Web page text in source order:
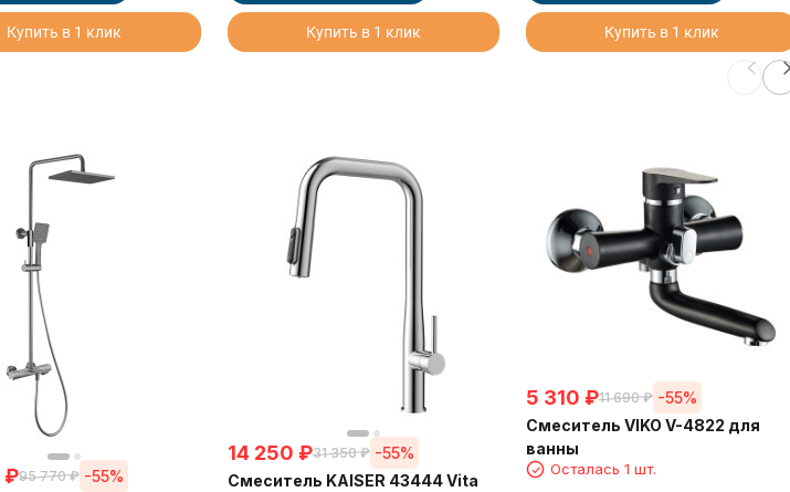
Купить в 1 клик Купить в 1 клик Купить в 1 клик
₽95 770 ₽ -55%
14 250 ₽31 350 ₽ -55%
Смеситель KAISER 43444 Vita
5 310 ₽11 690 ₽ -55%
Смеситель VIKO V-4822 для
ванны
Осталась 1 шт.